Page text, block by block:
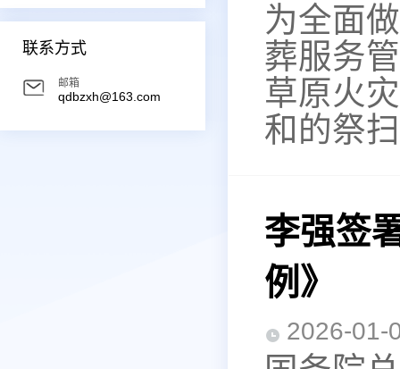
联系方式
邮箱
qdbzxh@163.com
为全面
葬服务
草原火
和的祭
李强签
例》
2026-